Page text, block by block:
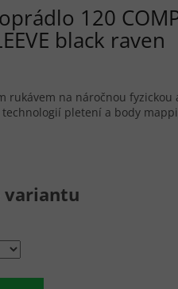
120
black raven
variantu
rukávem na náročnou fyzickou
pletení a body